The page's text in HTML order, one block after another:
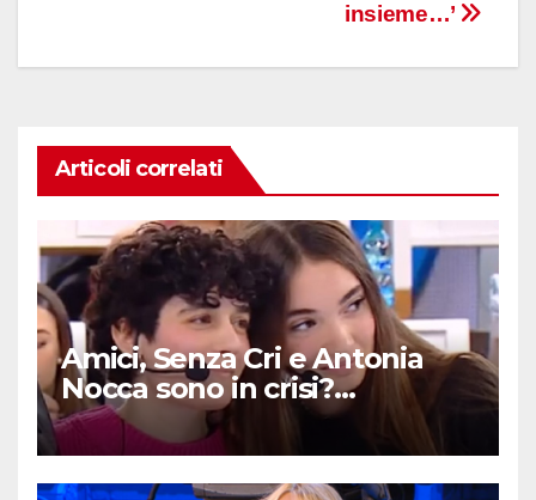
insieme…’
Articoli correlati
Amici, Senza Cri e Antonia
Nocca sono in crisi?
Finalmente la verità